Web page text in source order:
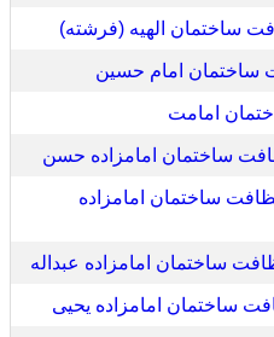
ساختمان الهیه (فرشته)
ساختمان امام حسین
امامت
ساختمان امامزاده حسن
ساختمان امامزاده
ساختمان امامزاده عبداله
ساختمان امامزاده یحیی